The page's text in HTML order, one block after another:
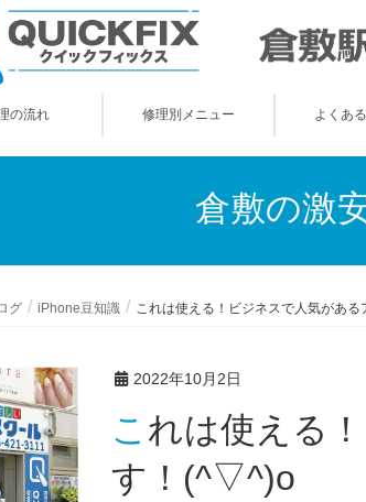
の流れ 修理別メニュー よくあ
倉敷の激
グ iPhone豆知識 これは使える！ビジネスで人気があ
2022年10月2日
これは使える！ビジネスで人気があるアプリをご紹介致しま
す！(^▽^)o